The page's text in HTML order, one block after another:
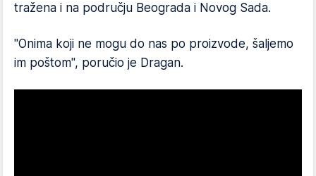
tražena i na području Beograda i Novog Sada.
"Onima koji ne mogu do nas po proizvode, šaljemo
im poštom", poručio je Dragan.